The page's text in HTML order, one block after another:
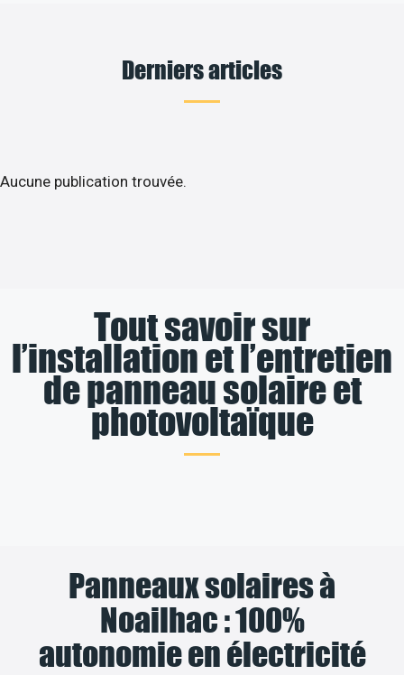
Derniers articles
Aucune publication trouvée.
Tout savoir sur
l’installation et l’entretien
de panneau solaire et
photovoltaïque
Panneaux solaires à
Noailhac : 100%
autonomie en électricité